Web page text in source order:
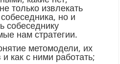
только извлекать
но и
собеседнику
нам стратегии.
метомодели, их
и как с ними работать;